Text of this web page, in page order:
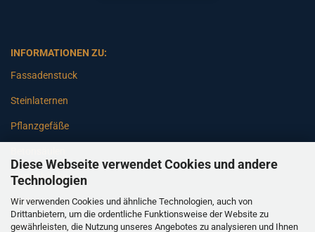
Diese Webseite verwendet Cookies und andere
Technologien
Wir verwenden Cookies und ähnliche Technologien, auch von
Drittanbietern, um die ordentliche Funktionsweise der Website zu
gewährleisten, die Nutzung unseres Angebotes zu analysieren und Ihnen
INFORMATIONEN ZU:
Fassadenstuck
Steinlaternen
Pflanzgefäße
Gartenbänke
Pfeiler
Gartenbrunnen